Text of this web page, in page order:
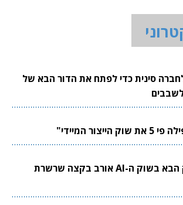
סינית כדי לפתח את הדור הבא של
המיידי"
צוואר הבקבוק הבא בשוק ה-AI אורב בקצה שרשרת